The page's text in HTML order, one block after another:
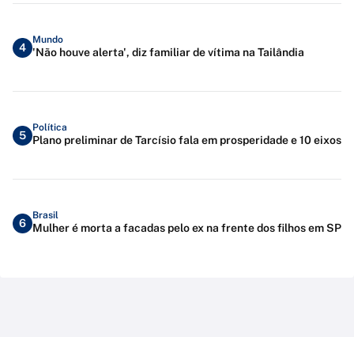
4
Mundo
'Não houve alerta', diz familiar de vítima na Tailândia
5
Política
Plano preliminar de Tarcísio fala em prosperidade e 10 eixos
6
Brasil
Mulher é morta a facadas pelo ex na frente dos filhos em SP